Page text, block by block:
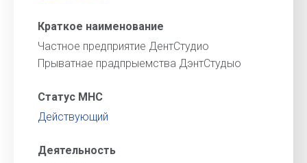
Краткое наименование
Частное предприятие ДентСтудио
Прыватнае прадпрыемства ДэнтСтудыо
Статус МНС
Действующий
Деятельность